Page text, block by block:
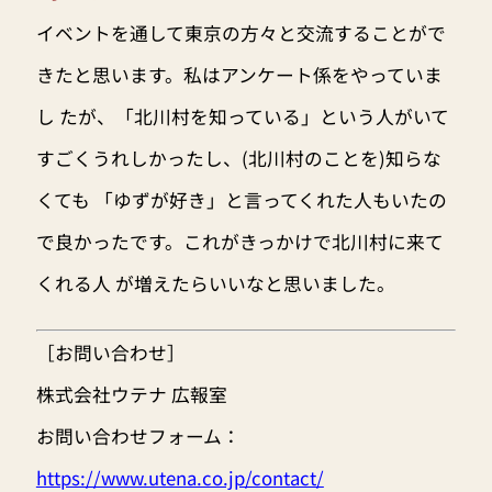
イベントを通して東京の方々と交流することがで
きたと思います。私はアンケート係をやっていま
し たが、「北川村を知っている」という人がいて
すごくうれしかったし、(北川村のことを)知らな
くても 「ゆずが好き」と言ってくれた人もいたの
で良かったです。これがきっかけで北川村に来て
くれる人 が増えたらいいなと思いました。
［お問い合わせ］
株式会社ウテナ 広報室
お問い合わせフォーム：
https://www.utena.co.jp/contact/